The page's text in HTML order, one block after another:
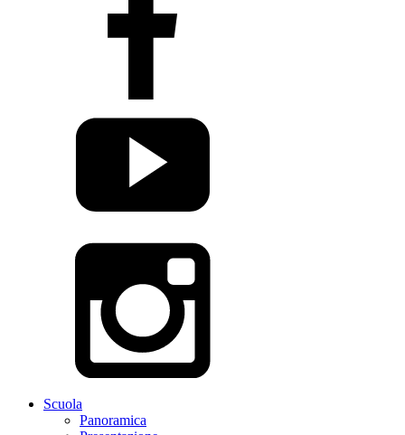
Scuola
Panoramica